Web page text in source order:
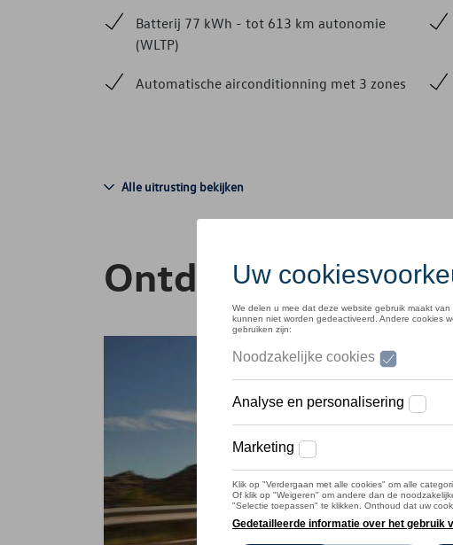
Batterij 77 kWh - tot 613 km autonomie
(WLTP)
Automatische airconditionning met 3 zones
Alle uitrusting bekijken
Ontdek de ID.7 Pro